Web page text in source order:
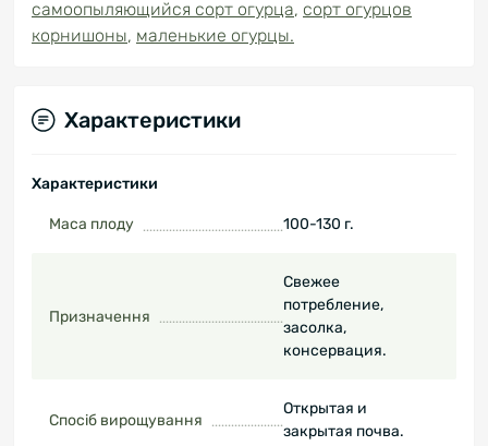
самоопыляющийся сорт огурца, сорт огурцов
корнишоны, маленькие огурцы.
Характеристики
Характеристики
Маса плоду 100-130 г.
Призначення
Свежее
потребление,
засолка,
консервация.
Спосіб вирощування
Открытая и
закрытая почва.